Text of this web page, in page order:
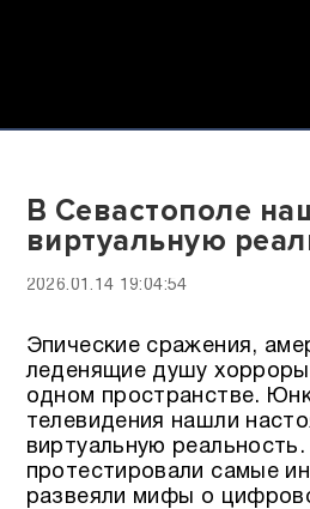
В Севастополе
виртуальную
2026.01.14 19:04:54
Эпические сражения,
леденящие душу хорроры
одном пространстве.
телевидения нашли
виртуальную
протестировали самые
развеяли мифы о